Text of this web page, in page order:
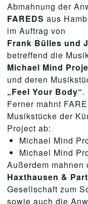
Abmahnung der
FAREDS aus
im Auftrag von
Frank Bülles und
betreffend die
Michael Mind
und deren
„Feel Your Body“.
Ferner mahnt
Musikstücke der
Project ab:
Michael Mind
Michael Mind
Außerdem mahnen
Haxthausen &
Gesellschaft zum
sowie auch die